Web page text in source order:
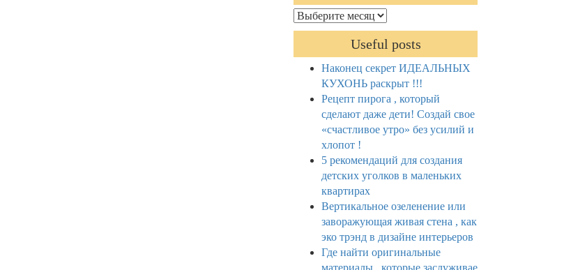
Arhives
Useful posts
Наконец секрет ИДЕАЛЬНЫХ
КУХОНЬ раскрыт !!!
Рецепт пирога , который
сделают даже дети! Создай свое
«счастливое утро» без усилий и
хлопот !
5 рекомендаций для создания
детских уголков в маленьких
квартирах
Вертикальное озеленение или
заворажующая живая стена , как
эко трэнд в дизайне интерьеров
Где найти оригинальные
материалы , которые заслуживае